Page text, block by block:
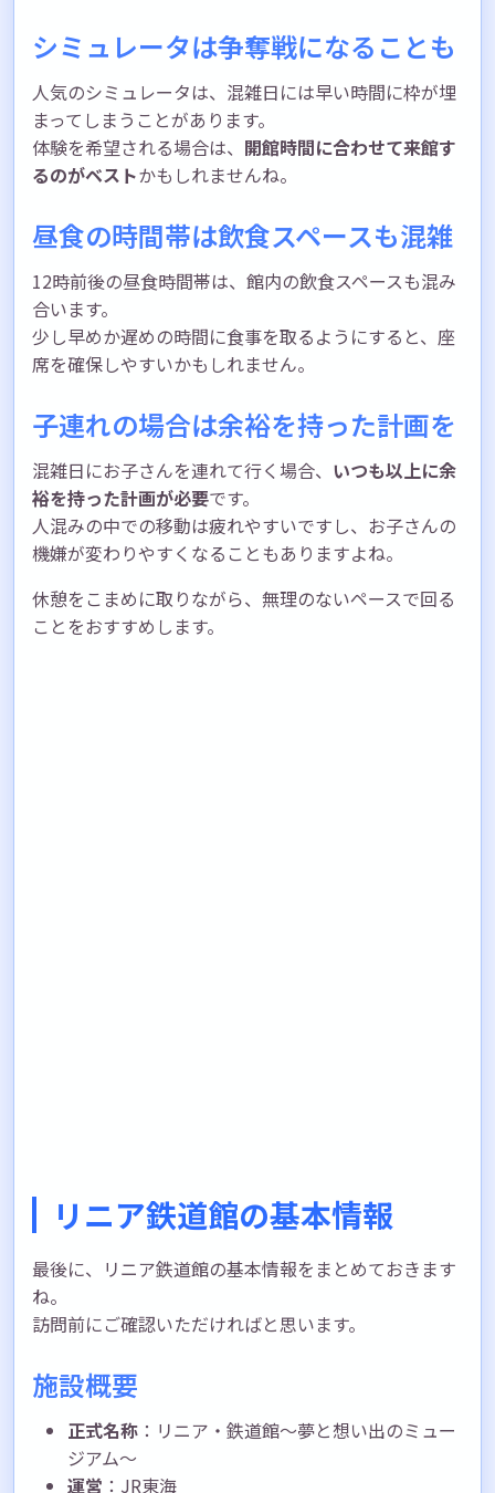
シミュレータは争奪戦になることも
人気のシミュレータは、混雑日には早い時間に枠が埋
まってしまうことがあります。
体験を希望される場合は、 開館時間に合わせて来館す
るのがベストかもしれませんね。
昼食の時間帯は飲食スペースも混雑
12時前後の昼食時間帯は、館内の飲食スペースも混み
合います。
少し早めか遅めの時間に食事を取るようにすると、座
席を確保しやすいかもしれません。
子連れの場合は余裕を持った計画を
混雑日にお子さんを連れて行く場合、 いつも以上に余
裕を持った計画が必要です。
人混みの中での移動は疲れやすいですし、お子さんの
機嫌が変わりやすくなることもありますよね。
休憩をこまめに取りながら、無理のないペースで回る
ことをおすすめします。
リニア鉄道館の基本情報
最後に、リニア鉄道館の基本情報をまとめておきます
ね。
訪問前にご確認いただければと思います。
施設概要
正式名称 ：リニア・鉄道館〜夢と想い出のミュー
ジアム〜
運営 ：JR東海